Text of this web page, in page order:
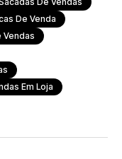
De Venda
Vendas
Em Loja